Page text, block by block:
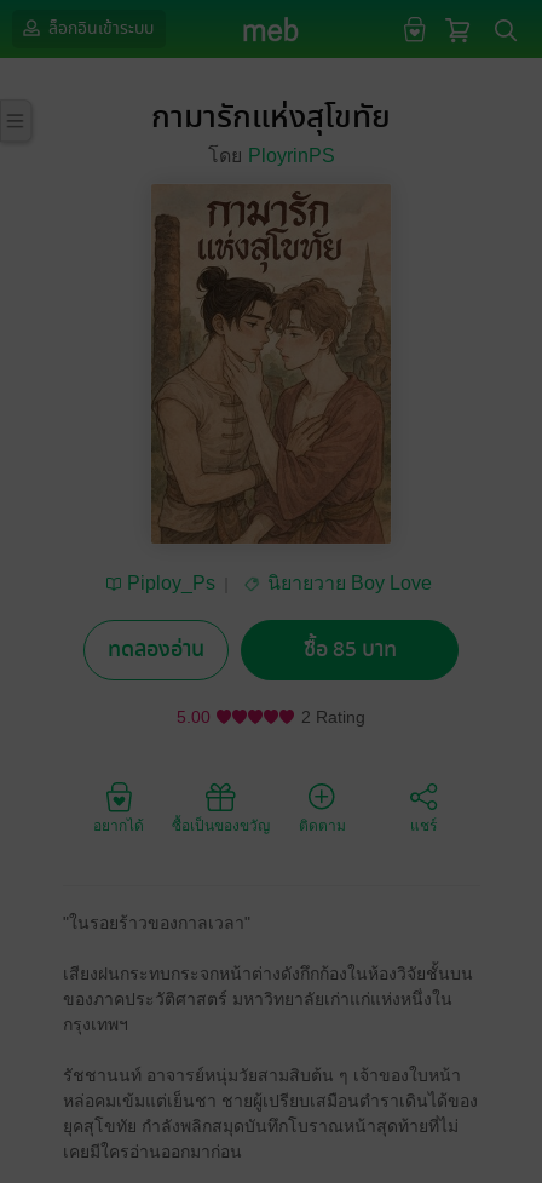
ล็อกอินเข้าระบบ
กามารักแห่งสุโขทัย
โดย PloyrinPS
Piploy_Ps
นิยายวาย Boy Love
ทดลองอ่าน ซื้อ 85 บาท
5.00 2 Rating
อยากได้ ซื้อเป็นของขวัญ ติดตาม แชร์
"ในรอยร้าวของกาลเวลา"
เสียงฝนกระทบกระจกหน้าต่างดังกึกก้องในห้องวิจัยชั้นบน
ของภาคประวัติศาสตร์ มหาวิทยาลัยเก่าแก่แห่งหนึ่งใน
กรุงเทพฯ
รัชชานนท์ อาจารย์หนุ่มวัยสามสิบต้น ๆ เจ้าของใบหน้า
หล่อคมเข้มแต่เย็นชา ชายผู้เปรียบเสมือนตำราเดินได้ของ
ยุคสุโขทัย กำลังพลิกสมุดบันทึกโบราณหน้าสุดท้ายที่ไม่
เคยมีใครอ่านออกมาก่อน